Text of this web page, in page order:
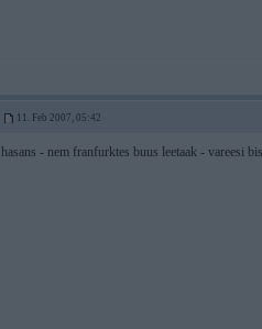
11. Feb 2007, 05:42
hasans - nem franfurktes buus leetaak - vareesi